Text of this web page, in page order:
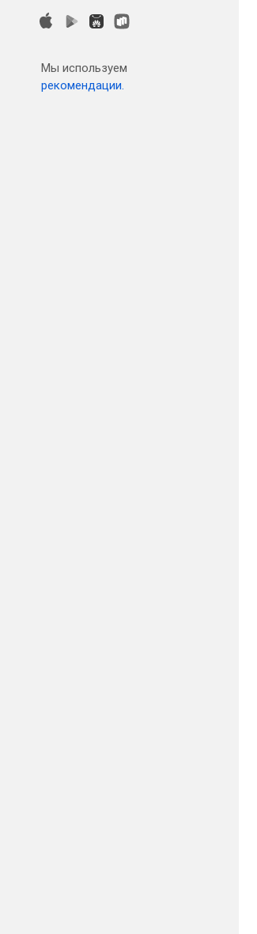
Мы используем
рекомендации.